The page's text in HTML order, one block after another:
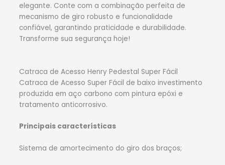
elegante. Conte com a combinação perfeita de
mecanismo de giro robusto e funcionalidade
confiável, garantindo praticidade e durabilidade.
Transforme sua segurança hoje!
Catraca de Acesso Henry Pedestal Super Fácil
Catraca de Acesso Super Fácil de baixo investimento
produzida em aço carbono com pintura epóxi e
tratamento anticorrosivo.
Principais características
Sistema de amortecimento do giro dos braços;